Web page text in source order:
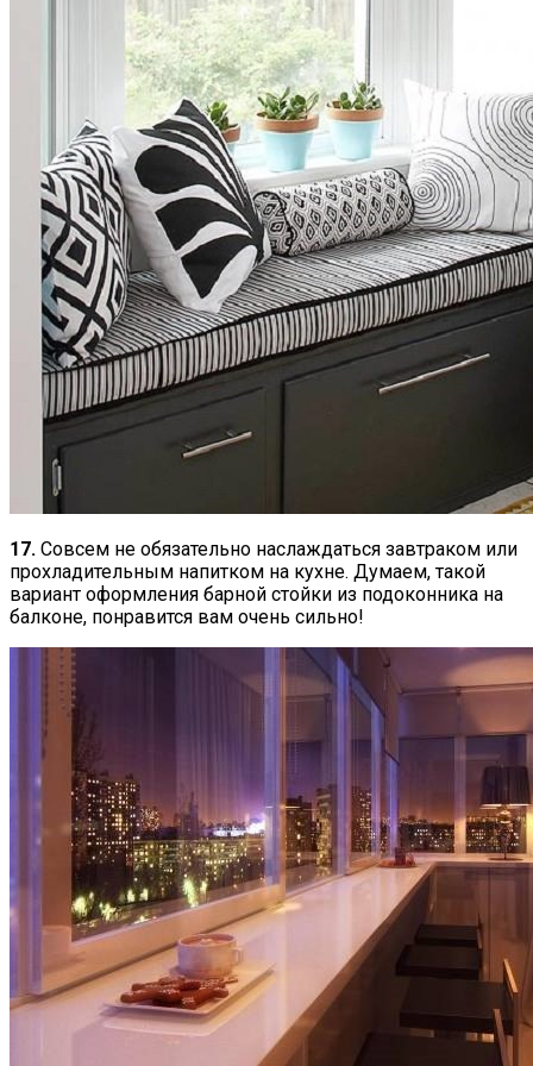
17. Совсем не обязательно наслаждаться завтраком или
прохладительным напитком на кухне. Думаем, такой
вариант оформления барной стойки из подоконника на
балконе, понравится вам очень сильно!